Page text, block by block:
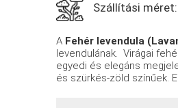
Szállítási méret:
A Fehér levendula
levendulának. Virágai
egyedi és elegáns
és szürkés-zöld színűek.